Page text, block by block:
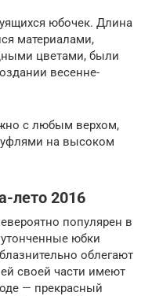
юбочек. Длина
материалами,
цветами, были
весенне-
с любым верхом,
на высоком
лето 2016
популярен в
юбки
облегают
своей части имеют
— прекрасный